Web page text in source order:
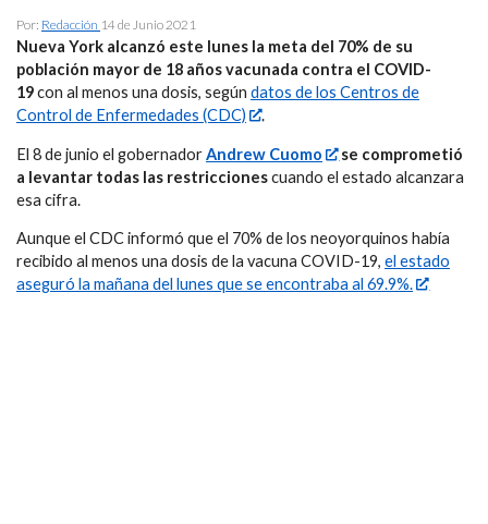
Por: Redacción 14 de Junio 2021
Nueva York alcanzó este lunes la meta del 70% de su
población mayor de 18 años vacunada contra el COVID-
19con al menos una dosis, según datos de los Centros de
Control de Enfermedades (CDC)
.
El 8 de junio el gobernadorAndrew Cuomo
se comprometió
a levantar todas las restriccionescuando el estado alcanzara
esa cifra.
Aunque el CDC informó que el 70% de los neoyorquinos había
recibido al menos una dosis de la vacuna COVID-19, el estado
aseguró la mañana del lunes que se encontraba al 69.9%.